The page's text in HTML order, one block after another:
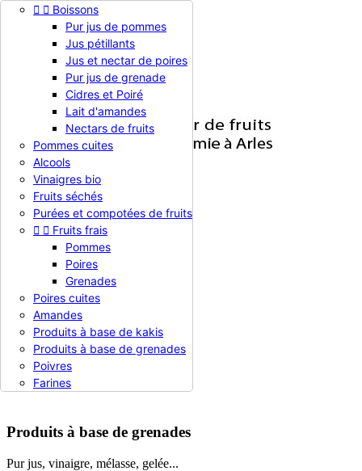
Connexion
Toutes les catégories
Nos Produits
  Boissons
Pur jus de pommes
Jus pétillants
Jus et nectar de poires
Pur jus de grenade
Cidres et Poiré
Lait d'amandes
Nectars de fruits
Pommes cuites
Alcools
Vinaigres bio
Fruits séchés
Purées et compotées de fruits
  Fruits frais
Pommes
Poires
Grenades
Poires cuites
Amandes
Produits à base de kakis
Produits à base de grenades
Poivres
Farines
NOS CERTIFICATS
Agenda
PRESSE
Panier Produit(0)
Accueil
Nos Produits
Produits à base de grenades
Produits à base de grenades
Pur jus, vinaigre, mélasse, gelée...